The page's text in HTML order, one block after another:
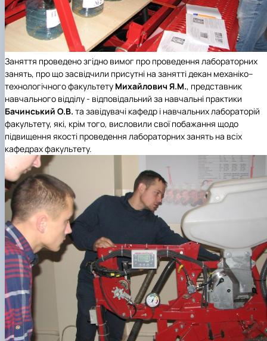
Заняття проведено згідно вимог про проведення лабораторних
занять, про що засвідчили присутні на занятті декан механіко–
технологічного факультету Михайлович Я.М., представник
навчального відділу - відповідальний за навчальні практики
Бачинський О.В. та завідувачі кафедр і навчальних лабораторій
факультету, які, крім того, висловили свої побажання щодо
підвищення якості проведення лабораторних занять на всіх
кафедрах факультету.